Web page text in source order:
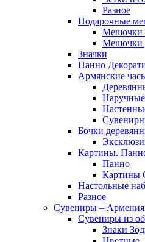
Разное
Подарочные
Мешочки
Мешочки
Значки
Панно
Армянские
Бочки
Картины.
Панно
Картины
Настольные
Разное
Сувениры – Армения
Сувениры из
Знаки